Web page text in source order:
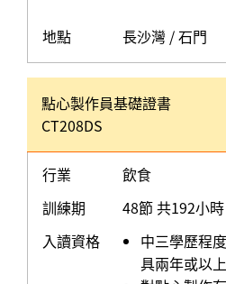
地點 長沙灣 / 石門
點心製作員基礎證書
CT208DS
行業
飲食
訓練期
48節 共192小時
入讀資格
中三學歷程
具兩年或以